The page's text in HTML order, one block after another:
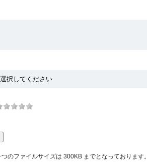
つのファイルサイズは 300KB までとなっております。